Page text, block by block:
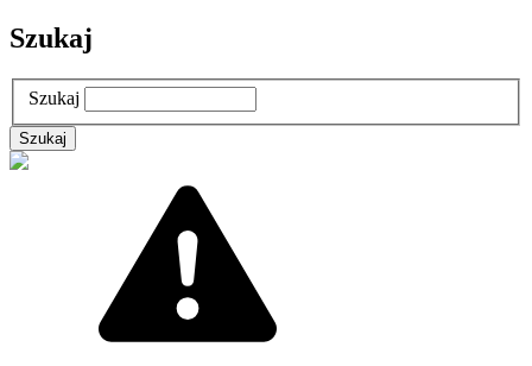
Szukaj
Szukaj